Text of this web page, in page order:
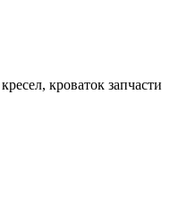
кроваток запчасти